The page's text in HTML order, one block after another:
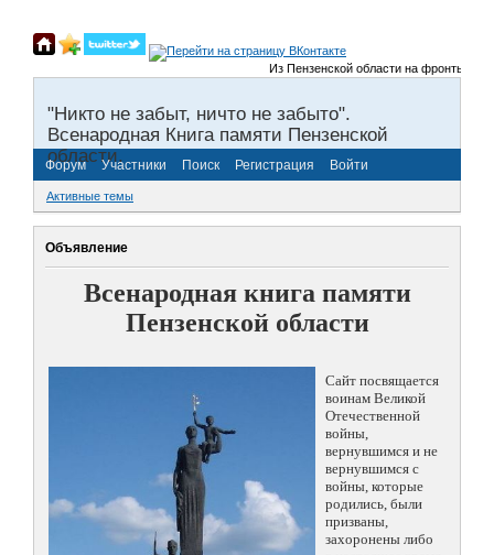
Из Пензенской области на фронты
"Никто не забыт, ничто не забыто".
Всенародная Книга памяти Пензенской
области.
Форум Участники Поиск Регистрация Войти
Активные темы
Объявление
Всенародная книга памяти
Пензенской области
Сайт посвящается
воинам Великой
Отечественной
войны,
вернувшимся и не
вернувшимся с
войны, которые
родились, были
призваны,
захоронены либо